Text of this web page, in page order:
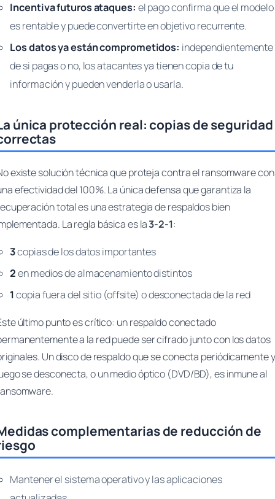
Incentiva futuros ataques: el pago confirma que el modelo
es rentable y puede convertirte en objetivo recurrente.
Los datos ya están comprometidos: independientemente
de si pagas o no, los atacantes ya tienen copia de tu
información y pueden venderla o usarla.
única protección real: copias de seguridad
existe solución técnica que proteja contra el ransomware con
efectividad del 100%. La única defensa que garantiza la
total es una estrategia de respaldos bien
La regla básica es la3-2-1:
3copias de los datos importantes
2en medios de almacenamiento distintos
1copia fuera del sitio (offsite) o desconectada de la red
último punto es crítico: un respaldo conectado
a la red puede ser cifrado junto con los datos
Un disco de respaldo que se conecta periódicamente y
se desconecta, o un medio óptico (DVD/BD), es inmune al
complementarias de reducción de
Mantener el sistema operativo y las aplicaciones